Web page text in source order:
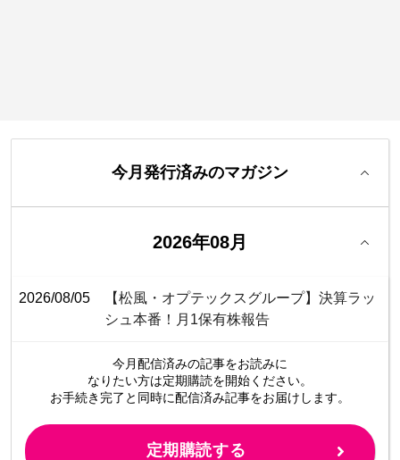
今月発行済みのマガジン
2026年08月
2026/08/05
【松風・オプテックスグループ】決算ラッ
シュ本番！月1保有株報告
今月配信済みの記事をお読みに
なりたい方は定期購読を開始ください。
お手続き完了と同時に配信済み記事をお届けします。
定期購読する